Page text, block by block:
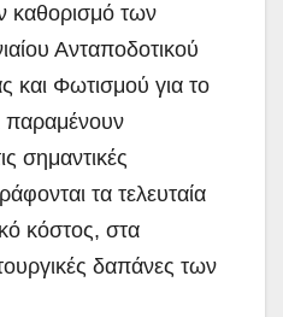
καθορισμό των
Ανταποδοτικού
και Φωτισμού για το
παραμένουν
σημαντικές
τα τελευταία
κόστος, στα
δαπάνες των